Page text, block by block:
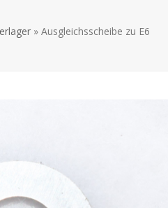
menu
menu
» Ausgleichsscheibe zu E6